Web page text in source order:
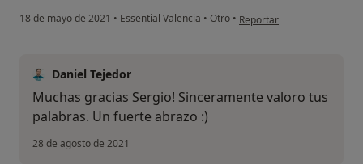
18 de mayo de 2021 • Essential Valencia • Otro • en opinión del usuario
Reportar
Daniel Tejedor
Muchas gracias Sergio! Sinceramente valoro tus
palabras. Un fuerte abrazo :)
28 de agosto de 2021